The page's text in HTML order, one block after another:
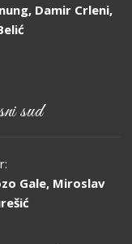
Damir Crleni,
sud
Gale, Miroslav